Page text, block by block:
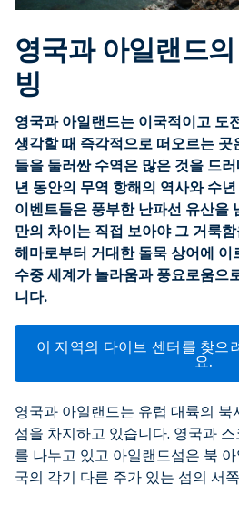
영국과 아일랜드
빙
영국과 아일랜드는 이국적이고 도
생각할 때 즉각적으로 떠오르는
들을 둘러싼 수역은 많은 것을 드
년 동안의 무역 항해의 역사와 수
이벤트들은 풍부한 난파선 유산을
만의 차이는 직접 보아야 그 거룩
해마로부터 거대한 돌묵 상어에
수중 세계가 놀라움과 풍요로움으
니다.
이 지역의 다이브 센터를 찾으
요.
영국과 아일랜드는 유럽 대륙의 북
섬을 차지하고 있습니다. 영국과
를 나누고 있고 아일랜드섬은 북
국의 각기 다른 주가 있는 섬의 서